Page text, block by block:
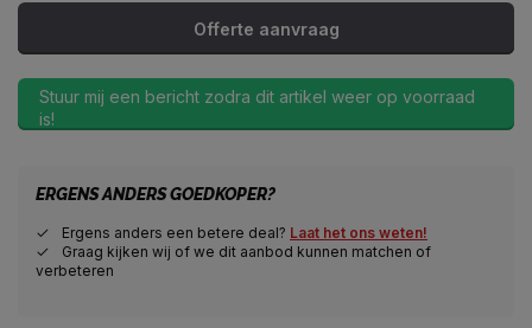
Offerte aanvraag
Stuur mij een bericht zodra dit artikel weer op voorraad
is!
ERGENS ANDERS GOEDKOPER?
Ergens anders een betere deal? Laat het ons weten!
Graag kijken wij of we dit aanbod kunnen matchen of
verbeteren